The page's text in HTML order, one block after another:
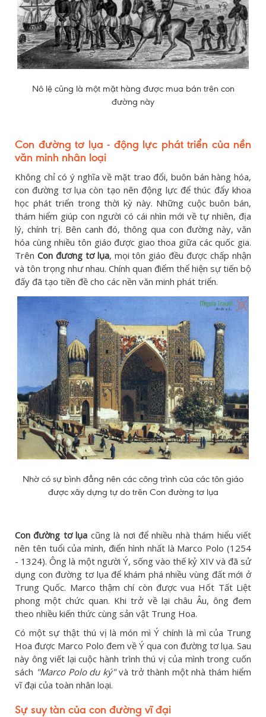
Nô lệ cũng là một mặt hàng được mua bán trên con
đường này
Con đường tơ lụa - động lực phát triển của nền
văn minh nhân loại
Không chỉ có ý nghĩa về mặt trao đổi, buôn bán hàng hóa,
con đường tơ lụa còn tạo nên động lực để thúc đẩy khoa
học phát triển trong thời kỳ này. Những cuộc buôn bán,
thám hiểm giúp con người có cái nhìn mới về tự nhiên, địa
lý, chính trị. Bên canh đó, thông qua con đường này, văn
hóa cùng nhiều tôn giáo được giao thoa giữa các quốc gia.
Trên Con đương tơ lụa, mọi tôn giáo đều được chấp nhận
và tôn trọng như nhau. Chính quan điểm thể hiện sự tiến bộ
đấy đã tạo tiền đề cho các nền văn minh phát triển.
Nhờ có sự bình đẳng nên các công trình của các tôn giáo
được xây dựng tự do trên Con đường tơ lụa
Con đường tơ lụa cũng là nơi để nhiều nhà thám hiểu viết
nên tên tuổi của mình, điển hình nhất là Marco Polo (1254
- 1324). Ông là một người Ý, sống vào thế kỷ XIV và đã sử
dụng con đường tơ lụa để khám phá nhiều vùng đất mới ở
Trung Quốc. Marco thậm chí còn được vua Hốt Tất Liệt
phong một chức quan. Khi trở về lại châu Âu, ông đem
theo nhiều kiến thức cùng sản vật Trung Hoa.
Có một sự thật thú vị là món mì Ý chính là mì của Trung
Hoa được Marco Polo đem về Ý qua con đường tơ lụa. Sau
này ông viết lại cuộc hành trình thú vị của mình trong cuốn
sách "Marco Polo du ký"và trở thành một nhà thám hiểm
vĩ đại của toàn nhân loại.
Sự suy tàn của con đường vĩ đại